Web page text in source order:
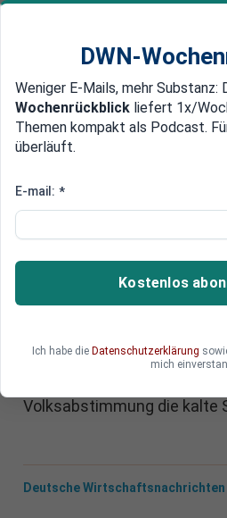
Newsticker MEIN DWN:
Edelmetalle DWN-
Folgen des Referendums
Schweiz will mit
Einwanderungs-
verhandeln
Die Schweiz bangt um 1,8
Brüssel ein, dass eine
Zuwanderung nicht mit EU-
Volksabstimmung die kalte
Deutsche Wirtschaftsnachrichten
DWN-
Weniger E-Mails, mehr Substanz:
Wochenrückblick liefert 1x/
Themen kompakt als Podcast.
überläuft.
E-mail: *
Kostenlos
Ich habe die Datenschutzerklärung
mich